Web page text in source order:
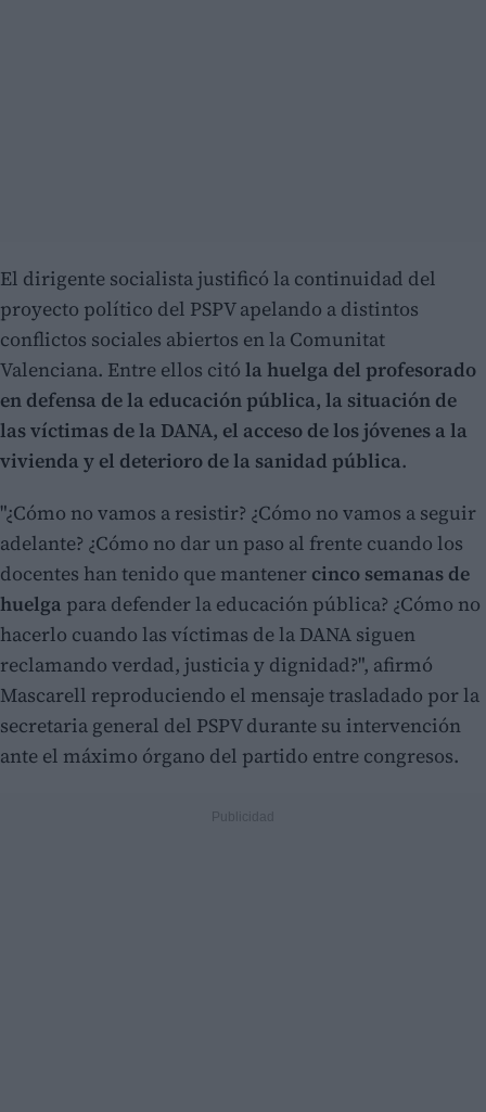
El dirigente socialista justificó la continuidad del
proyecto político del PSPV apelando a distintos
conflictos sociales abiertos en la Comunitat
Valenciana. Entre ellos citó la huelga del profesorado
en defensa de la educación pública, la situación de
las víctimas de la DANA, el acceso de los jóvenes a la
vivienda y el deterioro de la sanidad pública.
"¿Cómo no vamos a resistir? ¿Cómo no vamos a seguir
adelante? ¿Cómo no dar un paso al frente cuando los
docentes han tenido que mantener cinco semanas de
huelga para defender la educación pública? ¿Cómo no
hacerlo cuando las víctimas de la DANA siguen
reclamando verdad, justicia y dignidad?", afirmó
Mascarell reproduciendo el mensaje trasladado por la
secretaria general del PSPV durante su intervención
ante el máximo órgano del partido entre congresos.